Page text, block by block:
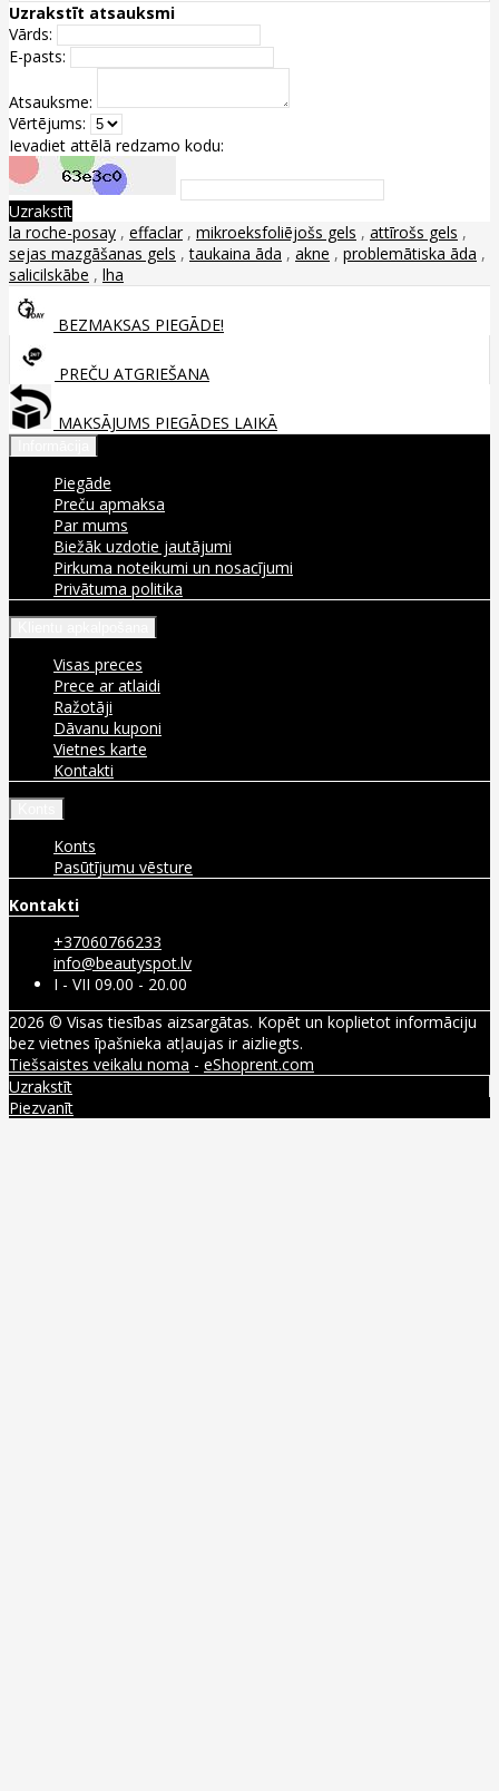
Uzrakstīt atsauksmi
Vārds:
E-pasts:
Atsauksme:
Vērtējums:
Ievadiet attēlā redzamo kodu:
Uzrakstīt
la roche-posay , effaclar , mikroeksfoliējošs gels , attīrošs gels ,
sejas mazgāšanas gels ,taukaina āda , akne , problemātiska āda ,
salicilskābe , lha
BEZMAKSAS PIEGĀDE!
PREČU ATGRIEŠANA
MAKSĀJUMS PIEGĀDES LAIKĀ
Piegāde
Preču apmaksa
Par mums
Biežāk uzdotie jautājumi
Pirkuma noteikumi un nosacījumi
Privātuma politika
Visas preces
Prece ar atlaidi
Ražotāji
Dāvanu kuponi
Vietnes karte
Kontakti
Konts
Pasūtījumu vēsture
Kontakti
+37060766233
info@beautyspot.lv
I - VII 09.00 - 20.00
2026 © Visas tiesības aizsargātas. Kopēt un koplietot informāciju
bez vietnes īpašnieka atļaujas ir aizliegts.
Tiešsaistes veikalu noma - eShoprent.com
Uzrakstīt
Piezvanīt